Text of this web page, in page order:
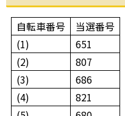
自転車番号
当選番号
(1)
651
(2)
807
(3)
686
(4)
821